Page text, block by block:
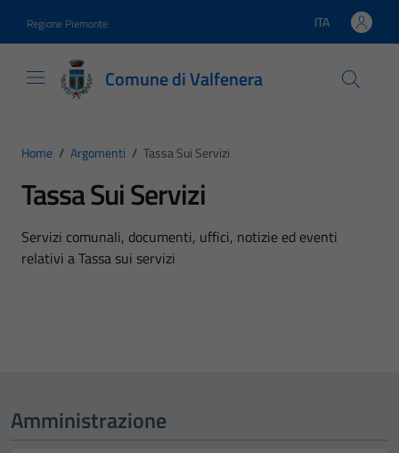
Regione Piemonte Lingua attiva:
ITA
Comune di Valfenera
Home / Argomenti / Tassa Sui Servizi
Tassa Sui Servizi
Dettagli dell'argomento
Servizi comunali, documenti, uffici, notizie ed eventi
relativi a Tassa sui servizi
Amministrazione